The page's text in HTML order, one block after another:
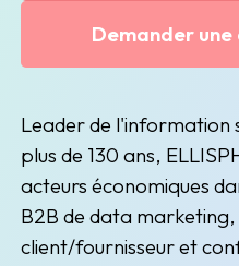
Demander
Leader de l'information
plus de 130 ans,
acteurs économiques
B2B de data marketing,
client/fournisseur et